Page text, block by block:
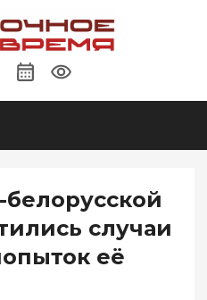
случаи
её